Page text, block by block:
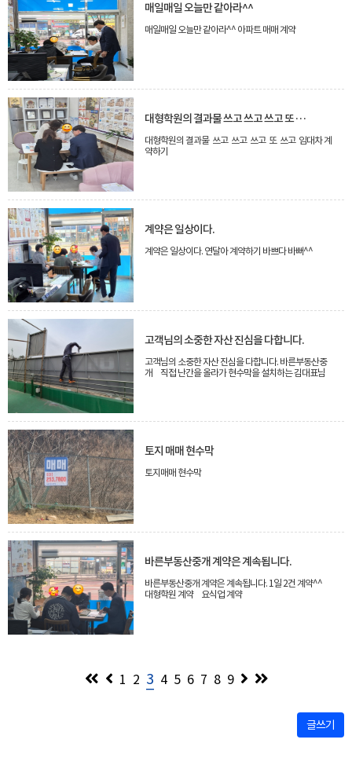
매일매일 오늘만 같아라^^
매일매일 오늘만 같아라^^ 아파트 매매 계약
대형학원의 결과물 쓰고 쓰고 쓰고 또 쓰고.
대형학원의 결과물 쓰고 쓰고 쓰고 또 쓰고 임대차 계
약하기
계약은 일상이다.
계약은 일상이다. 연달아 계약하기 바쁘다 바뻐^^
고객님의 소중한 자산 진심을 다합니다.
고객님의 소중한 자산 진심을 다합니다. 바른부동산중
개 직접 난간을 올라가 현수막을 설치하는 김대표님
토지 매매 현수막
토지매매 현수막
바른부동산중개 계약은 계속됩니다.
바른부동산중개 계약은 계속됩니다. 1일 2건 계약^^
대형학원 계약 요식업 계약
1 2 3 4 5 6 7 8 9
글쓰기